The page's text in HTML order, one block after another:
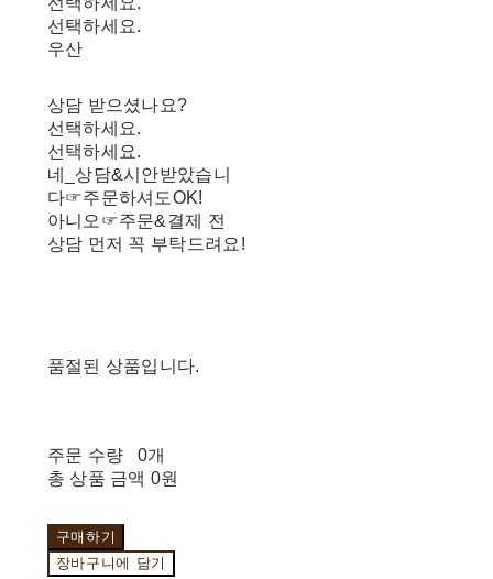
선택하세요.
우산
상담 받으셨나요?
선택하세요.
선택하세요.
네_상담&시안받았습니
다☞주문하셔도OK!
아니오☞주문&결제 전
상담 먼저 꼭 부탁드려요!
품절된 상품입니다.
주문 수량
0개
총 상품 금액 0원
구매하기
장바구니에 담기